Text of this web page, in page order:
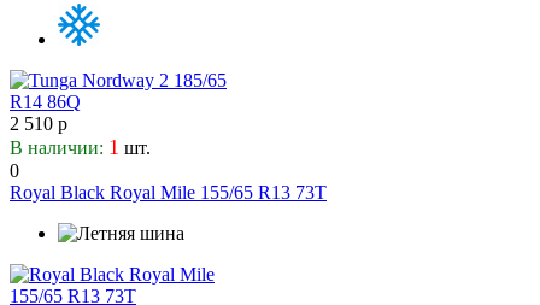
Premiorri
Presa
Profil (наварка)
Radburg (наварка)
Rapid
Razi Tire
Roadcruza
Roadmarch
Roadx
Rockblade
2 510 р
В наличии: 1 шт.
0
Royal Black Royal Mile 155/65 R13 73T